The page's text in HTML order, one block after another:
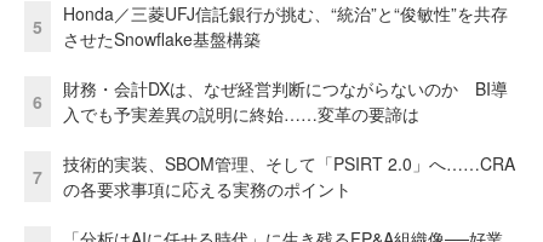
5
Honda／三菱UFJ信託銀行が挑む、“統治”と“俊敏性”を共存
させたSnowflake基盤構築
6
財務・会計DXは、なぜ経営判断につながらないのか BI導
入でも予実差異の説明に終始……変革の要諦は
7
技術的実装、SBOM管理、そして「PSIRT 2.0」へ……CRA
の各要求事項に応える実務のポイント